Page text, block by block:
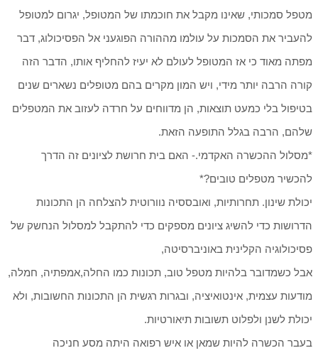
מטפל סמכותי, שאינו מקבל את חוכמתו של המטופל, יגרום למטופל
להעביר את הסמכות על עולמו מההורה הפוגעני אל הפסיכולוג, דבר
מפתה מאוד כי אז המטופל לעולם לא יעיז להחליף אותו, הדבר הזה
קורה הרבה יותר מידי, ויש המון מקרים בהם מטופלים נשארים שנים
בטיפול בלי כמעט תוצאות, הן מדווחים על חרדה לעזוב את המטפלים
שלהם, הרבה בגלל התופעה הזאת.
*מסלול ההכשרה האקדמי.- האם בית חרושת לציונים זה הדרך
להכשיר מטפלים טובים?*
יכולת שינון. תחרותיות, ואובססיה נוורוטית להצלחה הן התכונות
הדרושות כדי להשיג ציונים מספקים כדי להתקבל למסלול הנחשק של
פסיכולוגיה הקלינית באוניברסיטה,
אבל כשמדובר בלהיות מטפל טוב, תכונות כמו החלה,אמפתיה, חמלה,
מודעות עצמית, אינטואיציה, ובגרות רגשית הן התכונות החשובות, ולא
יכולת לשנן ולפלוט תשובות תיאורטיות.
בעבר הכשרה להיות שמאן או איש רפואה היתה מסע חניכה